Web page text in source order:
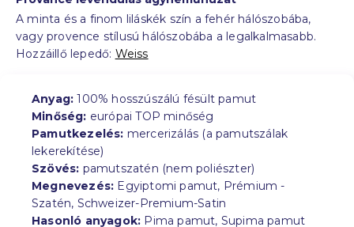
A minta és a finom liláskék szín a fehér hálószobába,
vagy provence stílusú hálószobába a legalkalmasabb.
Hozzáillő lepedő: Weiss
Anyag: 100% hosszúszálú fésült pamut
Minőség: európai TOP minőség
Pamutkezelés: mercerizálás (a pamutszálak
lekerekítése)
Szövés: pamutszatén (nem poliészter)
Megnevezés: Egyiptomi pamut, Prémium -
Szatén, Schweizer-Premium-Satin
Hasonló anyagok: Pima pamut, Supima pamut